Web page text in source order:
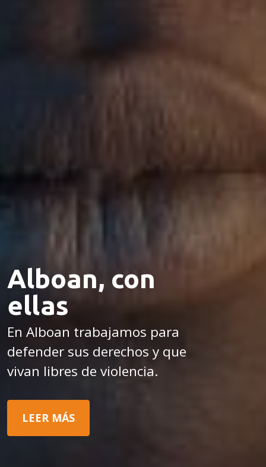
Alboan, con
ellas
En Alboan trabajamos para
defender sus derechos y que
vivan libres de violencia.
LEER MÁS